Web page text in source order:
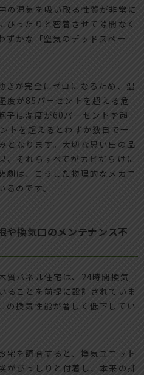
の湿気を吸い取る性質が非常に
ぴったりと密着させて隙間なく
ずかな「空気のデッドスペー
きが完全にゼロになるため、湿
度が85パーセントを超える危
子は湿度が60パーセントを超
トを超えるとわずか数日で一
となります。大切な思い出の品
、それらすべてがカビだらけに
劇は、こうした物理的なメカニ
のです。
や換気口のメンテナンス不
質パネル住宅は、24時間換気
ることを前提に設計されていま
の換気性能が著しく低下してい
宅を調査すると、換気ユニット
がびっしりと付着し、本来の排